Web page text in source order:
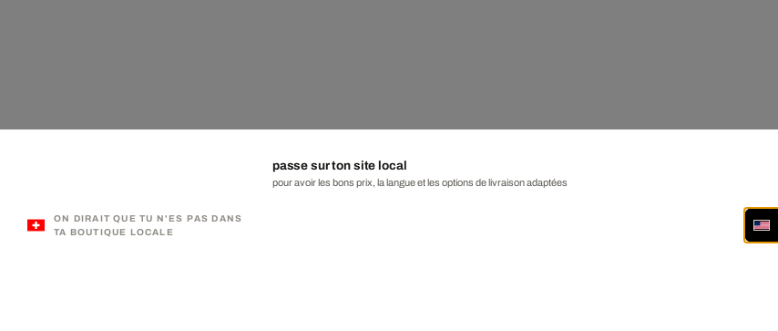
ON DIRAIT QUE TU N'ES PAS DANS
TA BOUTIQUE LOCALE
passe sur ton site local
pour avoir les bons prix, la langue et les options de livraison adaptées